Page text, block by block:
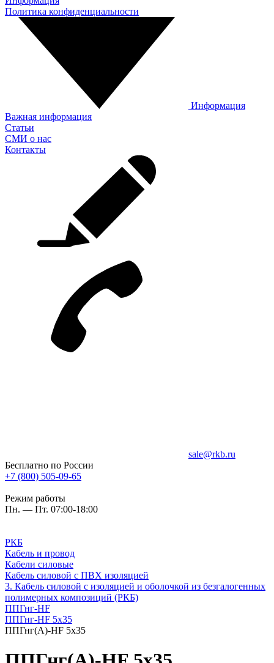
Политика конфиденциальности
Информация
Важная информация
Статьи
СМИ о нас
Контакты
sale@rkb.ru
Бесплатно по России
+7 (800) 505-09-65
Режим работы
Пн. — Пт. 07:00-18:00
РКБ
Кабель и провод
Кабели силовые
Кабель силовой с ПВХ изоляцией
3. Кабель силовой с изоляцией и оболочкой из безгалогенных
полимерных композиций (РКБ)
ППГнг-HF
ППГнг-HF 5х35
ППГнг(А)-HF 5х35